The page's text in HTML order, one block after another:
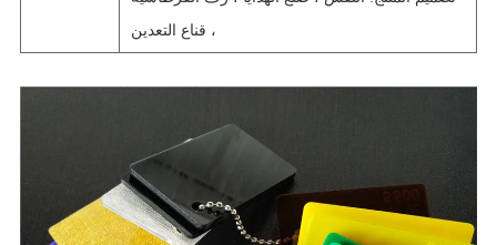
، قناع التعدين